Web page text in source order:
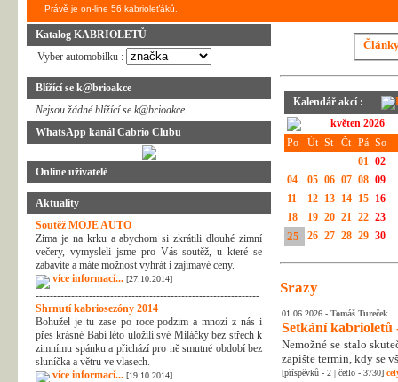
Právě je on-line 56 kabrioleťáků.
Katalog KABRIOLETŮ
Vyber automobilku :
Blížící se k@brioakce
Nejsou žádné blížící se k@brioakce.
WhatsApp kanál Cabrio Clubu
Online uživatelé
Aktuality
Soutěž MOJE AUTO
Zima je na krku a abychom si zkrátili dlouhé zimní
večery, vymysleli jsme pro Vás soutěž, u které se
zabavíte a máte možnost vyhrát i zajímavé ceny.
více informací... [27.10.2014]
---------------------------------------------------------------
Shrnutí kabriosezóny 2014
Bohužel je tu zase po roce podzim a mnozí z nás i
přes krásné Babí léto uložili své Miláčky bez střech k
zimnímu spánku a přichází pro ně smutné období bez
sluníčka a větru ve vlasech.
více informací... [19.10.2014]
Kalendář akcí :
květen 2026
Po
Út St Čt Pá So
01 02
04
05 06 07 08 09
11
12 13 14 15 16
18
19 20 21 22 23
25 26 27 28 29 30
Srazy
01.06.2026 - Tomáš Tureček
Setkání kabrioletů
Nemožné se stalo
zapište termín, kdy se
[příspěvků - 2 | četlo - 3730]